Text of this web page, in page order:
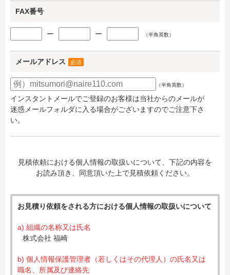
FAX番号
ー ー （半角英数）
メールアドレス 必須
（半角英数）
インスタントメールでご登録のお客様は当社からのメールが
迷惑メールフォルダに入る場合がございますのでご注意下さ
い。
見積依頼における個人情報の取扱いについて、下記の内容を
お読み頂き、同意頂いた上で見積依頼ください。
お見積り依頼をされる方における個人情報の取扱いについて
a) 組織の名称又は氏名
株式会社 福崎
b) 個人情報保護管理者（若しくはその代理人）の氏名又は
職名、所属及び連絡先